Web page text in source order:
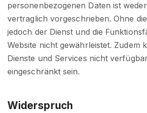
personenbezogenen Daten ist
vertraglich vorgeschrieben. Ohne
jedoch der Dienst und die
Website nicht gewährleistet. Zudem
Dienste und Services nicht
eingeschränkt sein.
Widerspruch